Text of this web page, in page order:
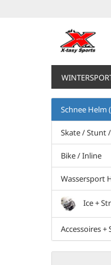
Schnee Helm
Skate / Stunt
Bike / Inline
Wassersport
Ice +
Accessoires +